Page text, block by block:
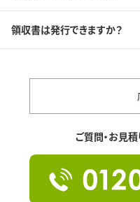
領収書は発行できますか？
ご質問・お見